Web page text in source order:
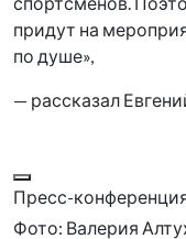
придут на
по душе»,
— рассказал
Пресс-
Фото: Валерия